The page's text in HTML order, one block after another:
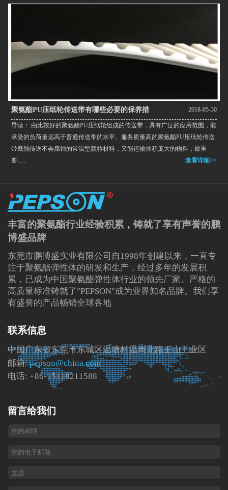
聚氨酯PU压纸轮传送带有哪些必要的保养措
施？
2018-05-30
导读： 由比较好的聚氨酯PU压纸轮组成的传送带，具有广泛的应用范围，能
承受的负荷量远高于普通传送带的水平。服务质量高的聚氨酯PU压纸轮传送
带既能传送不会腐蚀的常温型颗粒材料，又能运输体积庞大的物料，最重
要......
查看详细>>
丰富的聚氨酯行业经验积累，铸就了享有声誉的鹏
博盛品牌
东莞市鹏博盛实业有限公司自1998年创建以来，一直专
注于聚氨酯弹性体的研发和生产，经过多年的发展积
累，已成为中国聚氨酯弹性体行业的领先厂家。严格的
高质量标准铸就了"PEPSON"成为业界知名品牌。我们享
有盛誉的产品畅销全球各地
联系信息
中国广东省东莞市东城区温塘村温周北路王山工业区
邮箱:pepson@china.com
电话: +86-15118211588
留言给我们